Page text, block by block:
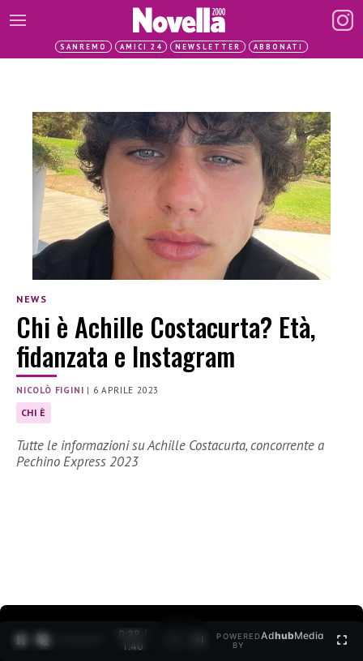
SANREMO AMICI 24 NEWSLETTER ABBONATI
NEWS
Chi è Achille Costacurta? Età,
fidanzata e Instagram
NICOLÒ FIGINI | 6 APRILE 2023
CHI È
Tutte le informazioni su Achille Costacurta, concorrente a
Pechino Express 2023
0:30 /
1:40
POWERED
BY
AdhubMedia